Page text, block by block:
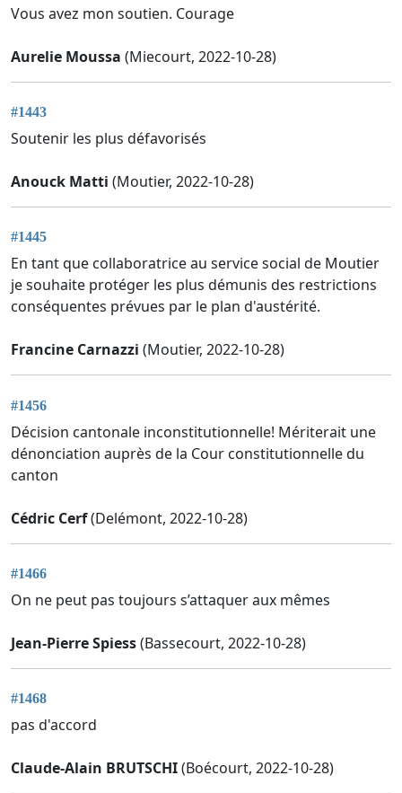
Vous avez mon soutien. Courage
Aurelie Moussa (Miecourt, 2022-10-28)
#1443
Soutenir les plus défavorisés
Anouck Matti (Moutier, 2022-10-28)
#1445
En tant que collaboratrice au service social de Moutier
je souhaite protéger les plus démunis des restrictions
conséquentes prévues par le plan d'austérité.
Francine Carnazzi (Moutier, 2022-10-28)
#1456
Décision cantonale inconstitutionnelle! Mériterait une
dénonciation auprès de la Cour constitutionnelle du
canton
Cédric Cerf(Delémont, 2022-10-28)
#1466
On ne peut pas toujours s’attaquer aux mêmes
Jean-Pierre Spiess(Bassecourt, 2022-10-28)
#1468
pas d'accord
Claude-Alain BRUTSCHI(Boécourt, 2022-10-28)